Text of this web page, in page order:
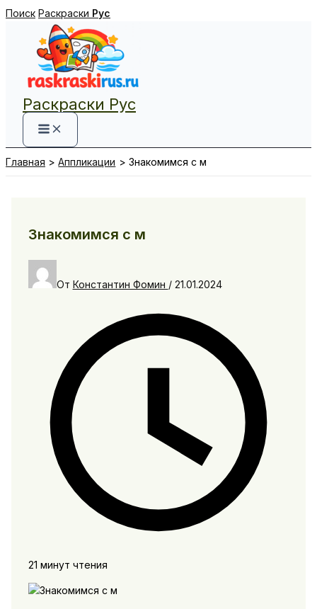
Перейти
содержимому
Поиск Раскраски Рус
Раскраски Рус
Главная Аппликации Знакомимся с м
Знакомимся с м
От Константин Фомин / 21.01.2024
21 минут чтения